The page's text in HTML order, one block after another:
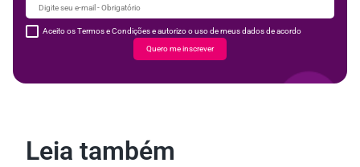
Aceito os Termos e Condições e autorizo o uso de meus dados de acordo
Quero me inscrever
Leia também